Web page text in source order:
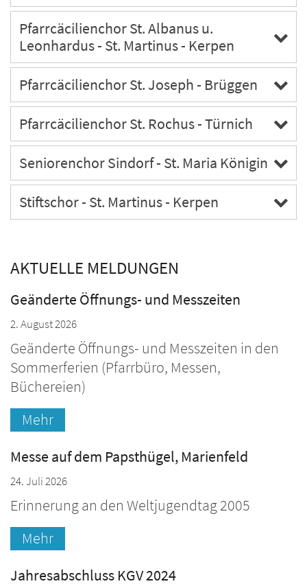
Pfarrcäcilienchor St. Albanus u.
Leonhardus - St. Martinus - Kerpen
Pfarrcäcilienchor St. Joseph - Brüggen
Pfarrcäcilienchor St. Rochus - Türnich
Seniorenchor Sindorf - St. Maria Königin
Stiftschor - St. Martinus - Kerpen
AKTUELLE MELDUNGEN
Geänderte Öffnungs- und Messzeiten
2. August 2026
Geänderte Öffnungs- und Messzeiten in den
Sommerferien (Pfarrbüro, Messen,
Büchereien)
Mehr
Messe auf dem Papsthügel, Marienfeld
24. Juli 2026
Erinnerung an den Weltjugendtag 2005
Mehr
Jahresabschluss KGV 2024